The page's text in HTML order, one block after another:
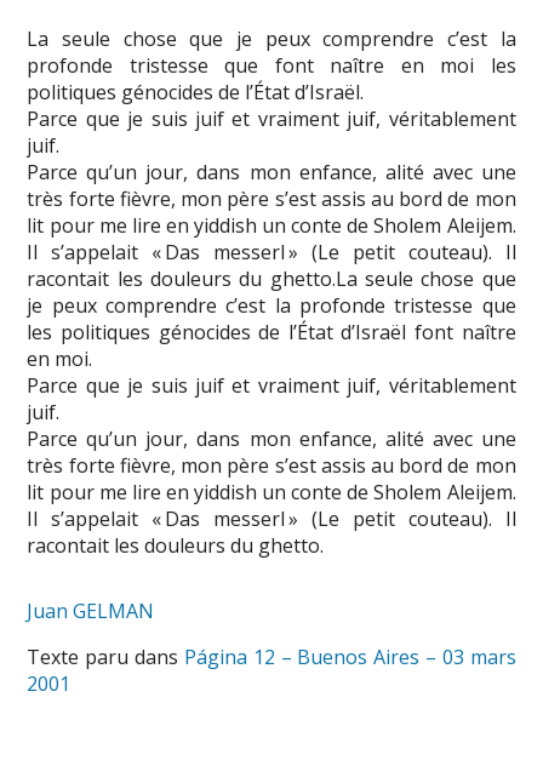
La seule chose que je peux comprendre c’est la
profonde tristesse que font naître en moi les
politiques génocides de l’État d’Israël.
Parce que je suis juif et vraiment juif, véritablement
juif.
Parce qu’un jour, dans mon enfance, alité avec une
très forte fièvre, mon père s’est assis au bord de mon
lit pour me lire en yiddish un conte de Sholem Aleijem.
Il s’appelait « Das messerl » (Le petit couteau). Il
racontait les douleurs du ghetto.La seule chose que
je peux comprendre c’est la profonde tristesse que
les politiques génocides de l’État d’Israël font naître
en moi.
Parce que je suis juif et vraiment juif, véritablement
juif.
Parce qu’un jour, dans mon enfance, alité avec une
très forte fièvre, mon père s’est assis au bord de mon
lit pour me lire en yiddish un conte de Sholem Aleijem.
Il s’appelait « Das messerl » (Le petit couteau). Il
racontait les douleurs du ghetto.
Juan GELMAN
Texte paru dans Página 12 – Buenos Aires – 03 mars
2001